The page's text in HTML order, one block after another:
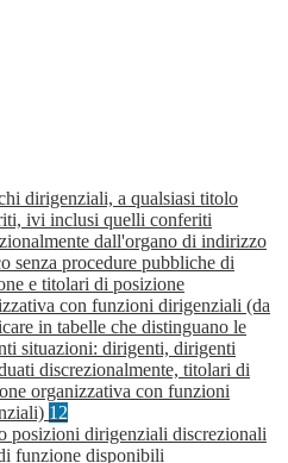
dirigenziali, a qualsiasi titolo
ivi inclusi quelli conferiti
dall'organo di indirizzo
senza procedure pubbliche di
e titolari di posizione
con funzioni dirigenziali (da
in tabelle che distinguano le
situazioni: dirigenti, dirigenti
discrezionalmente, titolari di
organizzativa con funzioni
12
posizioni dirigenziali discrezionali
funzione disponibili